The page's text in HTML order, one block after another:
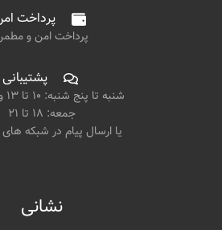
پرداخت
پرداخت امن و
پشتیبانی
شنبه تا پنج شنبه: ۱۰ تا ۱۳ و ۱۷ تا ۲۱
جمعه: ۱۸ تا ۲۱
یا ارسال پیام در شبکه
نشانی